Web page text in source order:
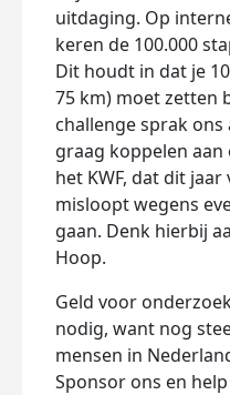
uitdaging. Op
keren de 100.000
Dit houdt in dat je
75 km) moet zetten
challenge sprak ons
graag koppelen
het KWF, dat dit
misloopt wegens
gaan. Denk hierbij
Hoop.
Geld voor
nodig, want nog
mensen in
Sponsor ons en